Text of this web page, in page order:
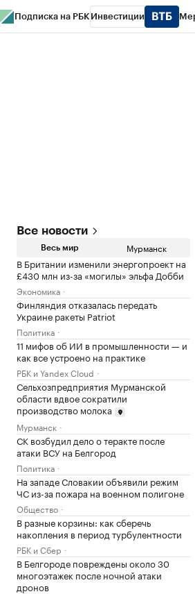
Подписка на РБК Инвестиции
Все новости
Весь мир Мурманск
В Британии изменили энергопроект на
£430 млн из-за «могилы» эльфа Добби
Экономика
Финляндия отказалась передать
Украине ракеты Patriot
Политика
11 мифов об ИИ в промышленности — и
как все устроено на практике
РБК и Yandex Cloud
Сельхозпредприятия Мурманской
области вдвое сократили
производство молока
Мурманск
СК возбудил дело о теракте после
атаки ВСУ на Белгород
Политика
На западе Словакии объявили режим
ЧС из-за пожара на военном полигоне
Общество
В разные корзины: как сберечь
накопления в период турбулентности
РБК и Сбер
В Белгороде повреждены около 30
многоэтажек после ночной атаки
дронов